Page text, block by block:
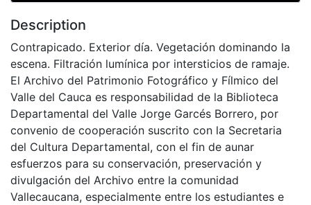
Description
Contrapicado. Exterior día. Vegetación dominando la
escena. Filtración lumínica por intersticios de ramaje.
El Archivo del Patrimonio Fotográfico y Fílmico del
Valle del Cauca es responsabilidad de la Biblioteca
Departamental del Valle Jorge Garcés Borrero, por
convenio de cooperación suscrito con la Secretaria
del Cultura Departamental, con el fin de aunar
esfuerzos para su conservación, preservación y
divulgación del Archivo entre la comunidad
Vallecaucana, especialmente entre los estudiantes e